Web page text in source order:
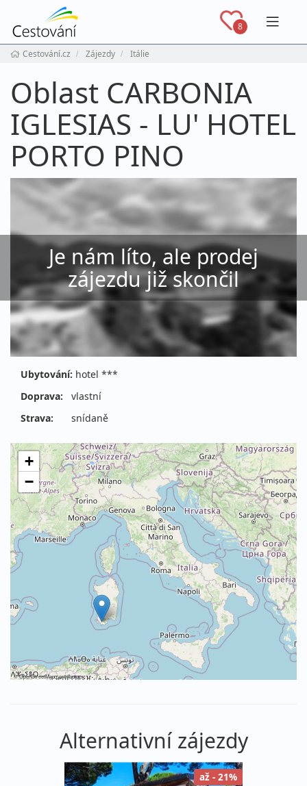
8
Cestování.cz Zájezdy Itálie
Oblast CARBONIA
IGLESIAS - LU' HOTEL
PORTO PINO
Je nám líto, ale prodej
zájezdu již skončil
Ubytování: hotel ***
Doprava:
vlastní
Strava:
snídaně
+
−
©OpenStreetMapcontributors
Alternativní zájezdy
až - 21%